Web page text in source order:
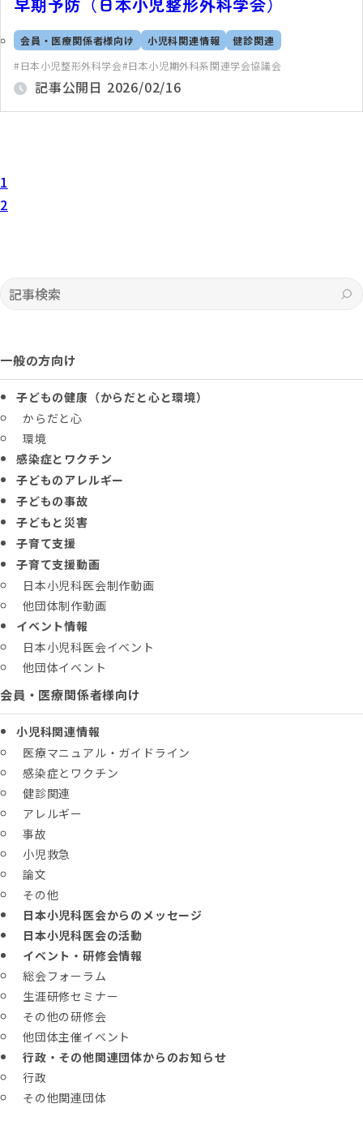
会員・医療関係者様向け 小児科関連情報
健診関連
日本小児整形外科学会 日本小児期外科系関連学会協議会
記事公開日 2026/02/16
1
2
記事検索
一般の方向け
子どもの健康（からだと心と環境）
からだと心
環境
感染症とワクチン
子どものアレルギー
子どもの事故
子どもと災害
子育て支援
子育て支援動画
日本小児科医会制作動画
他団体制作動画
イベント情報
日本小児科医会イベント
他団体イベント
会員・医療関係者様向け
小児科関連情報
医療マニュアル・ガイドライン
感染症とワクチン
健診関連
アレルギー
事故
小児救急
論文
その他
日本小児科医会からのメッセージ
日本小児科医会の活動
イベント・研修会情報
総会フォーラム
生涯研修セミナー
その他の研修会
他団体主催イベント
行政・その他関連団体からのお知らせ
行政
その他関連団体